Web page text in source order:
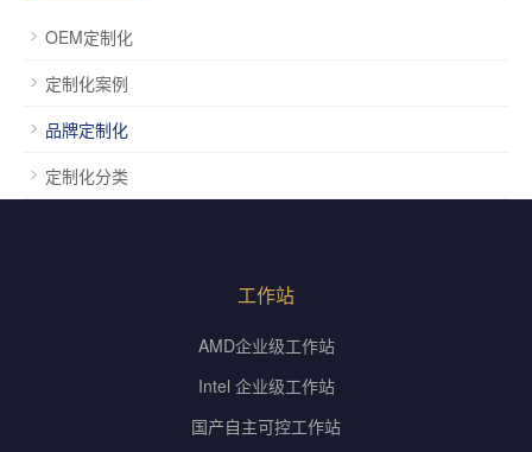
OEM定制化
定制化案例
品牌定制化
定制化分类
工作站
AMD企业级工作站
Intel 企业级工作站
国产自主可控工作站